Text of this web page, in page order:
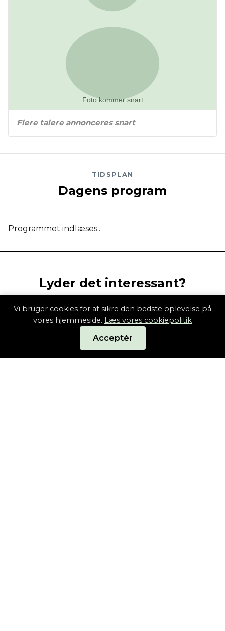
Flere talere annonceres snart
TIDSPLAN
Dagens program
Programmet indlæses...
Lyder det interessant?
byggeplads.
Tilmeld dig nu
Vi bruger cookies for at sikre den bedste oplevelse på
vores hjemmeside. Læs vores cookiepolitik
Acceptér